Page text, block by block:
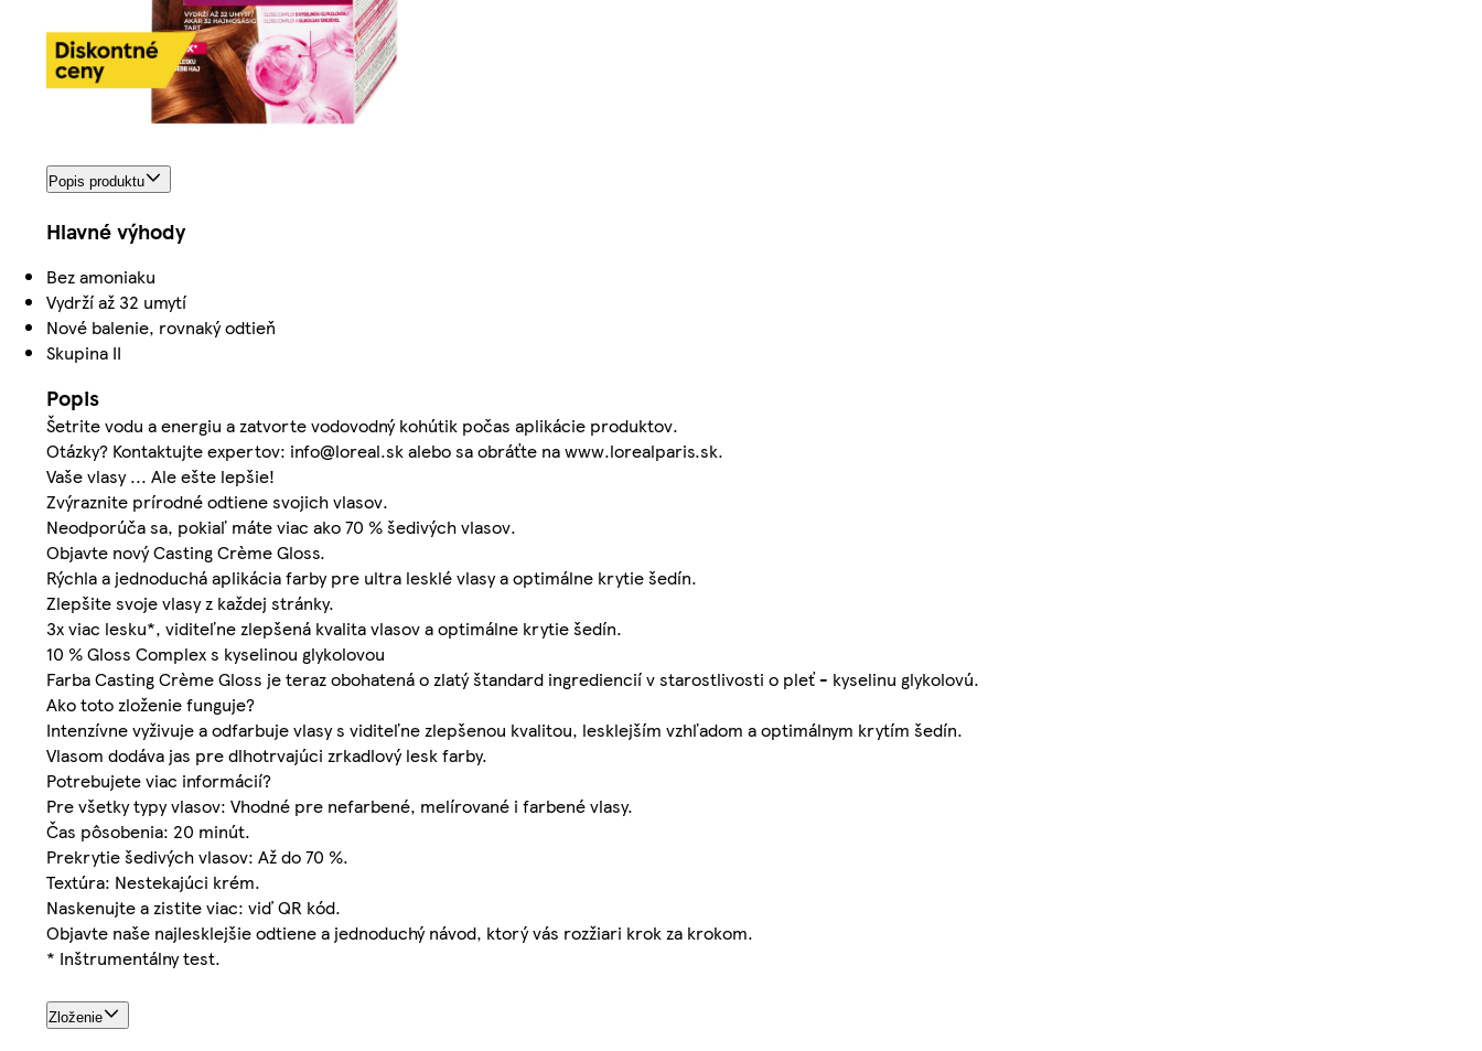
Popis produktu
Hlavné výhody
Bez amoniaku
Vydrží až 32 umytí
Nové balenie, rovnaký odtieň
Skupina II
Popis
Šetrite vodu a energiu a zatvorte vodovodný kohútik počas aplikácie produktov.
Otázky? Kontaktujte expertov: info@loreal.sk alebo sa obráťte na www.lorealparis.sk.
Vaše vlasy ... Ale ešte lepšie!
Zvýraznite prírodné odtiene svojich vlasov.
Neodporúča sa, pokiaľ máte viac ako 70 % šedivých vlasov.
Objavte nový Casting Crème Gloss.
Rýchla a jednoduchá aplikácia farby pre ultra lesklé vlasy a optimálne krytie šedín.
Zlepšite svoje vlasy z každej stránky.
3x viac lesku*, viditeľne zlepšená kvalita vlasov a optimálne krytie šedín.
10 % Gloss Complex s kyselinou glykolovou
Farba Casting Crème Gloss je teraz obohatená o zlatý štandard ingrediencií v starostlivosti o pleť - kyselinu glykolovú.
Ako toto zloženie funguje?
Intenzívne vyživuje a odfarbuje vlasy s viditeľne zlepšenou kvalitou, lesklejším vzhľadom a optimálnym krytím šedín.
Vlasom dodáva jas pre dlhotrvajúci zrkadlový lesk farby.
Potrebujete viac informácií?
Pre všetky typy vlasov: Vhodné pre nefarbené, melírované i farbené vlasy.
Čas pôsobenia: 20 minút.
Prekrytie šedivých vlasov: Až do 70 %.
Textúra: Nestekajúci krém.
Naskenujte a zistite viac: viď QR kód.
Objavte naše najlesklejšie odtiene a jednoduchý návod, ktorý vás rozžiari krok za krokom.
* Inštrumentálny test.
Zloženie